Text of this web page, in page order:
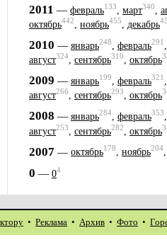
2011 — февраль133 март340
октябрь442, ноябрь455, декабрь
2010 — январь248 февраль291
август324, сентябрь310, октябрь
2009 — январь199 февраль321
август266, сентябрь293, октябрь
2008 — январь284 февраль353
август253 сентябрь282 октябрь
2007 — октябрь178, ноябрь204
0 — 04
• Реклама • Архив • Фото •